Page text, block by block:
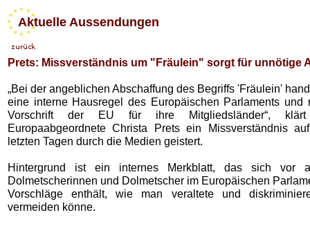
Aktuelle Aussendungen
Prets: Missverständnis um "Fräulein" sorgt für unnötige
„Bei der angeblichen Abschaffung des Begriffs 'Fräulein'
eine interne Hausregel des Europäischen Parlaments und
Vorschrift der EU für ihre Mitgliedsländer“,
Europaabgeordnete Christa Prets ein Missverständnis
letzten Tagen durch die Medien geistert.
Hintergrund ist ein internes Merkblatt, das sich vor
Dolmetscherinnen und Dolmetscher im Europäischen
Vorschläge enthält, wie man veraltete und
vermeiden könne.